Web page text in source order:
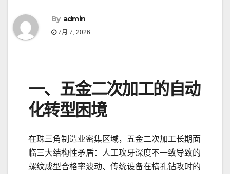
By admin
7月 7, 2026
一、五金二次加工的自动
化转型困境
在珠三角制造业密集区域，五金二次加工长期面
临三大结构性矛盾：人工攻牙深度不一致导致的
螺纹成型合格率波动、传统设备在横孔钻攻时的